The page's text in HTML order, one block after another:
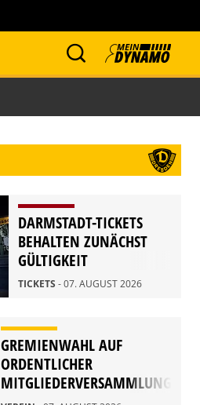
DARMSTADT-TICKETS
BEHALTEN ZUNÄCHST
GÜLTIGKEIT
TICKETS - 07. AUGUST 2026
GREMIENWAHL AUF
ORDENTLICHER
MITGLIEDERVERSAMMLUNG